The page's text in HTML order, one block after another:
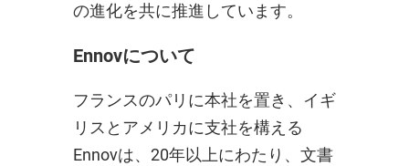
の進化を共に推進しています。
Ennovについて
フランスのパリに本社を置き、イギ
リスとアメリカに支社を構える
Ennovは、20年以上にわたり、文書